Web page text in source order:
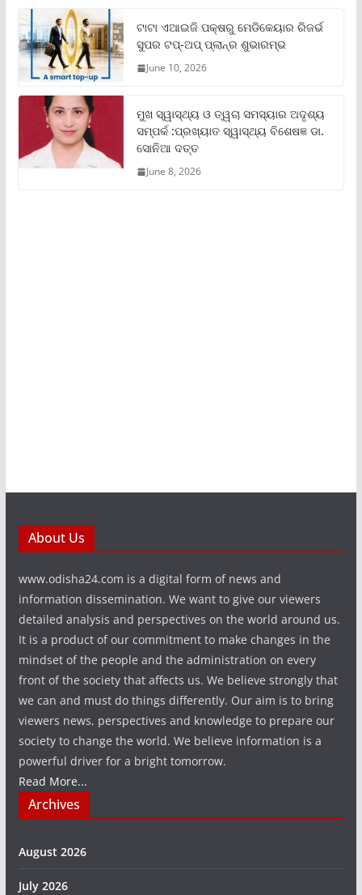
ଟାଟା ଏଆଇଜି ପକ୍ଷରୁ ମେଡିକେୟାର ରିଜର୍ଭ
ସୁପର ଟପ୍‌-ଅପ୍ ପ୍ଲାନ୍‌ର ଶୁଭାରମ୍ଭ
June 10, 2026
ମୁଖ ସ୍ୱାସ୍ଥ୍ୟ ଓ ତ୍ୱଚା ସମସ୍ୟାର ଅଦୃଶ୍ୟ
ସମ୍ପର୍କ :ପ୍ରଖ୍ୟାତ ସ୍ୱାସ୍ଥ୍ୟ ବିଶେଷଜ୍ଞ ଡା.
ସୋନିଆ ଦତ୍ତ
June 8, 2026
About Us
www.odisha24.com is a digital form of news and
information dissemination. We want to give our viewers
detailed analysis and perspectives on the world around us.
It is a product of our commitment to make changes in the
mindset of the people and the administration on every
front of the society that affects us. We believe strongly that
we can and must do things differently. Our aim is to bring
viewers news, perspectives and knowledge to prepare our
society to change the world. We believe information is a
powerful driver for a bright tomorrow.
Read More...
Archives
August 2026
July 2026